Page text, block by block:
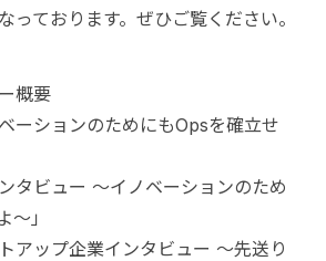
っております。ぜひご覧ください。
概要
ーションのためにもOpsを確立せ
タビュー 〜イノベーションのため
〜」
アップ企業インタビュー 〜先送り